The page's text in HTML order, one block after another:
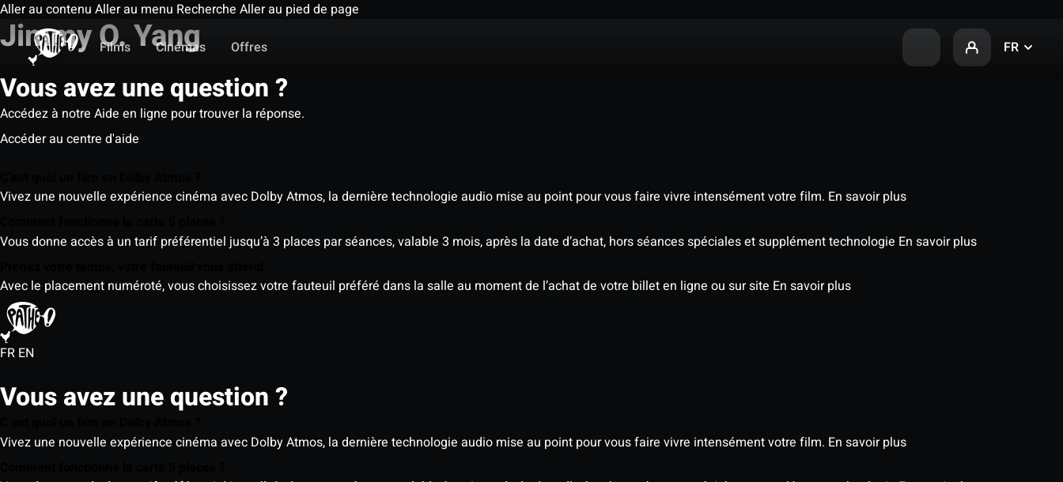
Aller au contenu Aller au menu Recherche Aller au pied de page
Films
Cinémas Offres FR
Jimmy O. Yang
Vous avez une question ?
Accédez à notre Aide en ligne pour trouver la réponse.
Accéder au centre d'aide
Vivez une nouvelle expérience cinéma avec Dolby Atmos, la dernière technologie audio mise au point pour vous faire vivre intensément votre film. En savoir plus
Vous donne accès à un tarif préférentiel jusqu’à 3 places par séances, valable 3 mois, après la date d’achat, hors séances spéciales et supplément technologie En savoir plus
Avec le placement numéroté, vous choisissez votre fauteuil préféré dans la salle au moment de l’achat de votre billet en ligne ou sur site En savoir plus
FR EN
Vous avez une question ?
Vivez une nouvelle expérience cinéma avec Dolby Atmos, la dernière technologie audio mise au point pour vous faire vivre intensément votre film. En savoir plus